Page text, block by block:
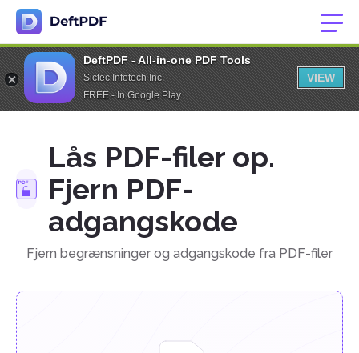
DeftPDF - All-in-one PDF Tools
Sictec Infotech Inc.
FREE - In Google Play
VIEW
Lås PDF-filer op.
Fjern PDF-
adgangskode
Fjern begrænsninger og adgangskode fra PDF-filer